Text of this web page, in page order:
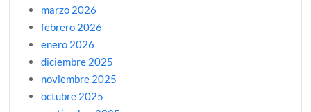
marzo 2026
febrero 2026
enero 2026
diciembre 2025
noviembre 2025
octubre 2025